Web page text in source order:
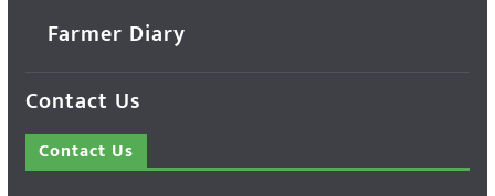
Farmer Diary
Contact Us
Contact Us